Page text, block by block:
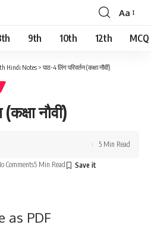
Font
Resizer
Aa
9th 10th 12th MCQ
Hindi Notes > पाठ-4 लिंग परिवर्तन (कक्षा नौवीं)
नौवीं)
Comments5 Min Read
5 Min Read
as PDF